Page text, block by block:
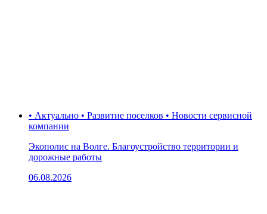
• Актуально • Развитие поселков • Новости сервисной
компании
Экополис на Волге. Благоустройство территории и
дорожные работы
06.08.2026